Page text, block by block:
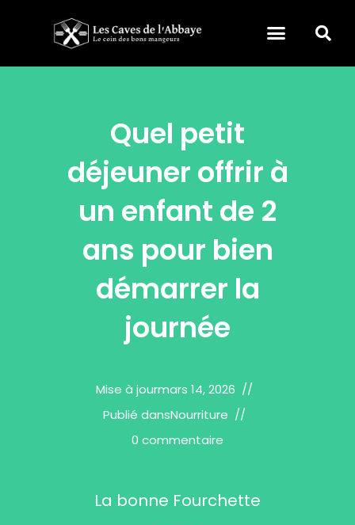
Quel petit
déjeuner offrir à
un enfant de 2
ans pour bien
démarrer la
journée
Mise à jourmars 14, 2026
Publié dansNourriture
0 commentaire
La bonne Fourchette